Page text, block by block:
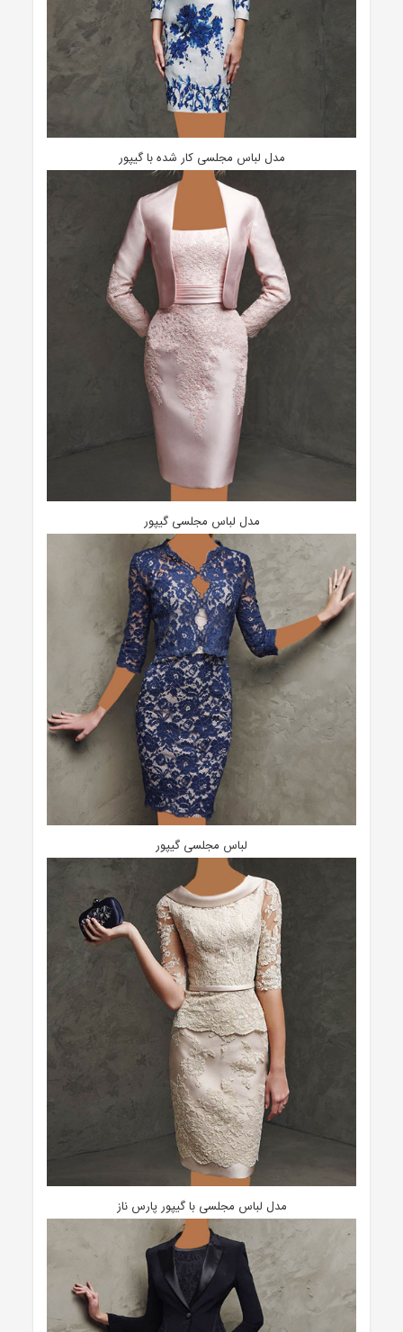
مدل لباس مجلسی کار شده با گیپور
مدل لباس مجلسی گیپور
لباس مجلسی گیپور
مدل لباس مجلسی با گیپور پارس ناز